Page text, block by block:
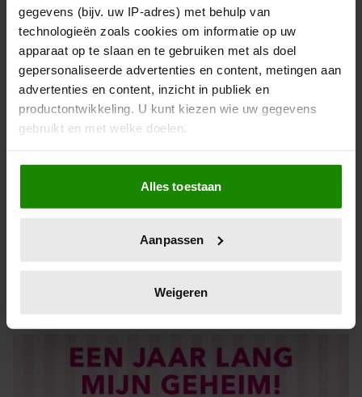
gegevens (bijv. uw IP-adres) met behulp van
technologieën zoals cookies om informatie op uw
apparaat op te slaan en te gebruiken met als doel
gepersonaliseerde advertenties en content, metingen aan
advertenties en content, inzicht in publiek en
productontwikkeling. U kunt kiezen wie uw gegevens
gebruikt en met welke doelen.
Als u het toestaat, willen we ook graag:
Informatie verzamelen over uw geografische locatie,
die tot een paar meter nauwkeurig kan zijn
op specifieke eigenschappen (fingerprinting)
verwerkt en stel uw voorkeuren in het
intrekken in de Cookieverklaring.
We gebruiken cookies om content en advertenties te
personaliseren, om functies voor social media te bieden
Alles toestaan
Aanpassen
Weigeren
Abonneren